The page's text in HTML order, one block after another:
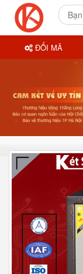
ĐỔI MÃ